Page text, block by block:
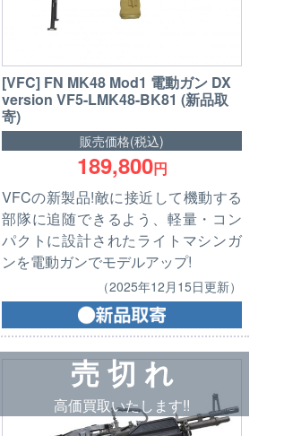
[VFC] FN MK48 Mod1 電動ガン DX
version VF5-LMK48-BK81 (新品取
寄)
販売価格(税込)
189,800円
VFCの新製品!敵に接近して機動する
部隊に追随できるよう、軽量・コン
パクトに設計されたライトマシンガ
ンを電動ガンでモデルアップ!
（2025年12月15日更新）
売 切 れ
高価買取いたします!!